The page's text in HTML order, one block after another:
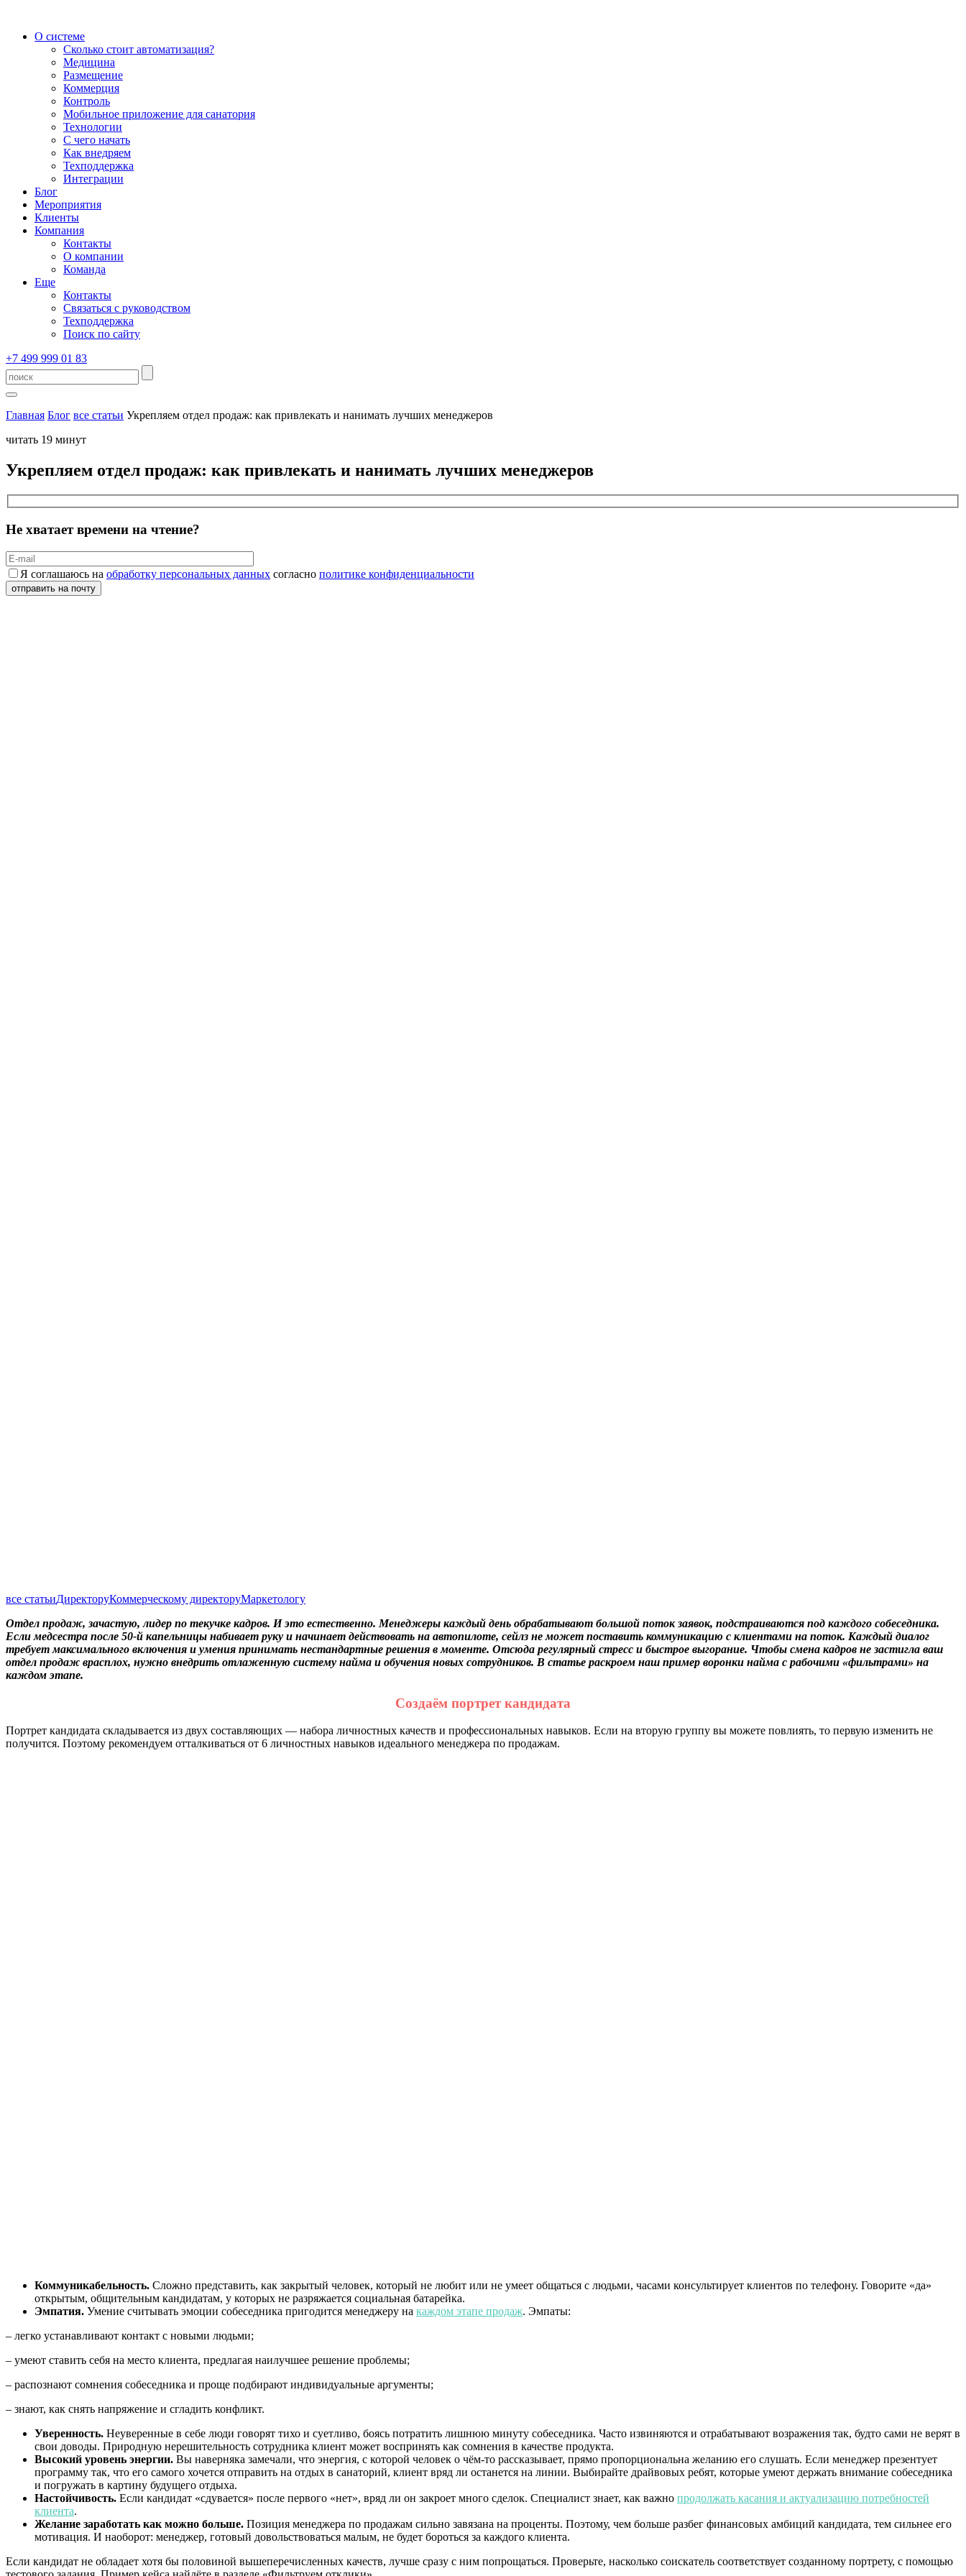
О системе
Сколько стоит автоматизация?
Медицина
Размещение
Коммерция
Контроль
Мобильное приложение для санатория
Технологии
С чего начать
Как внедряем
Техподдержка
Интеграции
Блог
Мероприятия
Клиенты
Компания
Контакты
О компании
Команда
Еще
Контакты
Связаться с руководством
Техподдержка
Поиск по сайту
+7 499 999 01 83
Главная Блог все статьи Укрепляем отдел продаж: как привлекать и нанимать лучших менеджеров
читать 19 минут
Укрепляем отдел продаж: как привлекать и нанимать лучших менеджеров
Не хватает времени на чтение?
Я соглашаюсь на обработку персональных данных согласно политике конфиденциальности
все статьиДиректоруКоммерческому директоруМаркетологу
Отдел продаж, зачастую, лидер по текучке кадров. И это естественно. Менеджеры каждый день обрабатывают большой поток заявок, подстраиваются под каждого собеседника.
Если медсестра после 50-й капельницы набивает руку и начинает действовать на автопилоте, сейлз не может поставить коммуникацию с клиентами на поток. Каждый диалог
требует максимального включения и умения принимать нестандартные решения в моменте. Отсюда регулярный стресс и быстрое выгорание. Чтобы смена кадров не застигла ваш
отдел продаж врасплох, нужно внедрить отлаженную систему найма и обучения новых сотрудников. В статье раскроем наш пример воронки найма с рабочими «фильтрами» на
каждом этапе.
Создаём портрет кандидата
Портрет кандидата складывается из двух составляющих — набора личностных качеств и профессиональных навыков. Если на вторую группу вы можете повлиять, то первую изменить не
получится. Поэтому рекомендуем отталкиваться от 6 личностных навыков идеального менеджера по продажам.
Коммуникабельность. Сложно представить, как закрытый человек, который не любит или не умеет общаться с людьми, часами консультирует клиентов по телефону. Говорите «да»
открытым, общительным кандидатам, у которых не разряжается социальная батарейка.
Эмпатия. Умение считывать эмоции собеседника пригодится менеджеру на каждом этапе продаж. Эмпаты:
– легко устанавливают контакт с новыми людьми;
– умеют ставить себя на место клиента, предлагая наилучшее решение проблемы;
– распознают сомнения собеседника и проще подбирают индивидуальные аргументы;
– знают, как снять напряжение и сгладить конфликт.
Уверенность. Неуверенные в себе люди говорят тихо и суетливо, боясь потратить лишнюю минуту собеседника. Часто извиняются и отрабатывают возражения так, будто сами не верят в
свои доводы. Природную нерешительность сотрудника клиент может воспринять как сомнения в качестве продукта.
Высокий уровень энергии. Вы наверняка замечали, что энергия, с которой человек о чём-то рассказывает, прямо пропорциональна желанию его слушать. Если менеджер презентует
программу так, что его самого хочется отправить на отдых в санаторий, клиент вряд ли останется на линии. Выбирайте драйвовых ребят, которые умеют держать внимание собеседника
и погружать в картину будущего отдыха.
Настойчивость. Если кандидат «сдувается» после первого «нет», вряд ли он закроет много сделок. Специалист знает, как важно продолжать касания и актуализацию потребностей
клиента.
Желание заработать как можно больше. Позиция менеджера по продажам сильно завязана на проценты. Поэтому, чем больше разбег финансовых амбиций кандидата, тем сильнее его
мотивация. И наоборот: менеджер, готовый довольствоваться малым, не будет бороться за каждого клиента.
Если кандидат не обладает хотя бы половиной вышеперечисленных качеств, лучше сразу с ним попрощаться. Проверьте, насколько соискатель соответствует созданному портрету, с помощью